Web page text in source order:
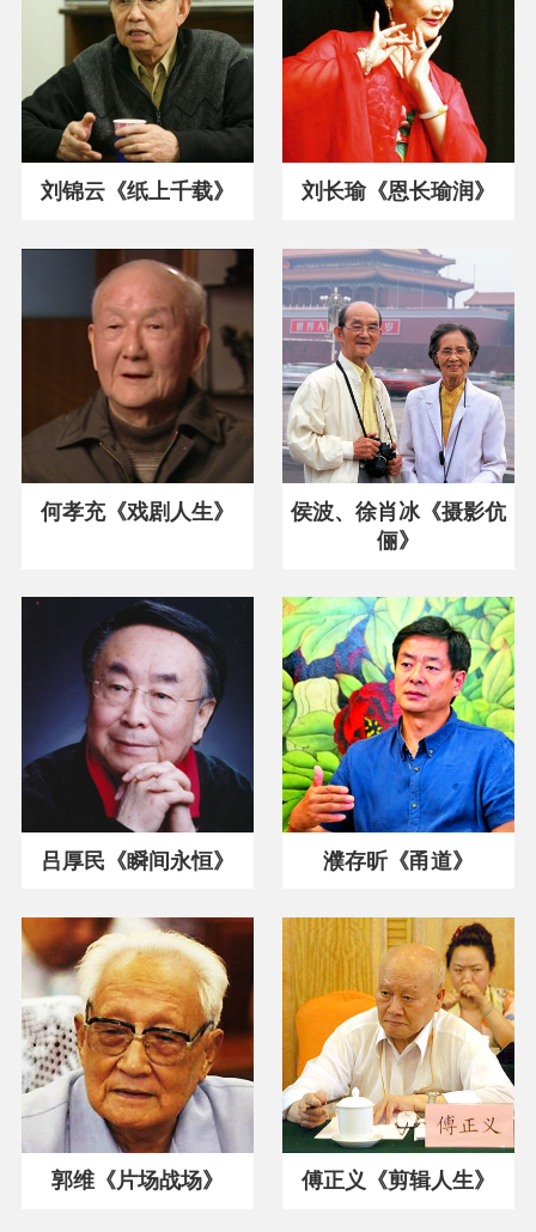
刘锦云《纸上千载》 刘长瑜《恩长瑜润》
何孝充《戏剧人生》
侯波、徐肖冰《摄影伉
俪》
吕厚民《瞬间永恒》 濮存昕《甬道》
郭维《片场战场》 傅正义《剪辑人生》